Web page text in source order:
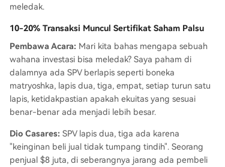
meledak.
10-20% Transaksi Muncul Sertifikat Saham Palsu
Pembawa Acara: Mari kita bahas mengapa sebuah
wahana investasi bisa meledak? Saya paham di
dalamnya ada SPV berlapis seperti boneka
matryoshka, lapis dua, tiga, empat, setiap turun satu
lapis, ketidakpastian apakah ekuitas yang sesuai
benar-benar ada menjadi lebih besar.
Dio Casares: SPV lapis dua, tiga ada karena
"keinginan beli jual tidak tumpang tindih". Seorang
penjual $8 juta, di seberangnya jarang ada pembeli